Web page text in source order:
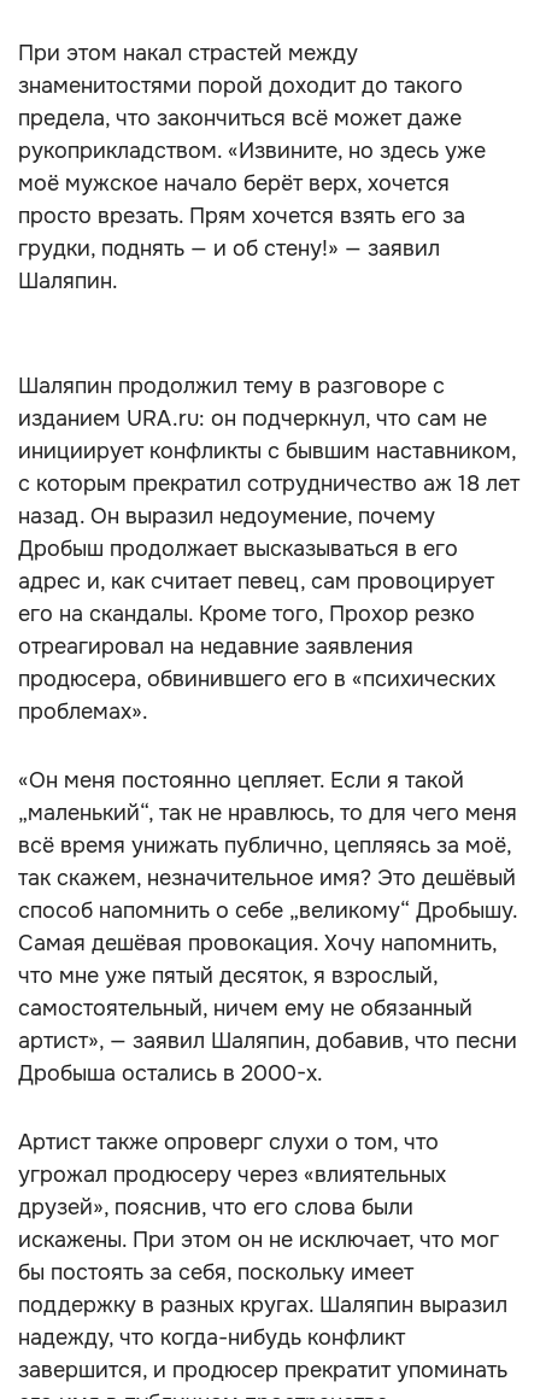
При этом накал страстей между
знаменитостями порой доходит до такого
предела, что закончиться всё может даже
рукоприкладством. «Извините, но здесь уже
моё мужское начало берёт верх, хочется
просто врезать. Прям хочется взять его за
грудки, поднять — и об стену!» — заявил
Шаляпин.
Шаляпин продолжил тему в разговоре с
изданием URA.ru: он подчеркнул, что сам не
инициирует конфликты с бывшим наставником,
с которым прекратил сотрудничество аж 18 лет
назад. Он выразил недоумение, почему
Дробыш продолжает высказываться в его
адрес и, как считает певец, сам провоцирует
его на скандалы. Кроме того, Прохор резко
отреагировал на недавние заявления
продюсера, обвинившего его в «психических
проблемах».
«Он меня постоянно цепляет. Если я такой
„маленький“, так не нравлюсь, то для чего меня
всё время унижать публично, цепляясь за моё,
так скажем, незначительное имя? Это дешёвый
способ напомнить о себе „великому“ Дробышу.
Самая дешёвая провокация. Хочу напомнить,
что мне уже пятый десяток, я взрослый,
самостоятельный, ничем ему не обязанный
артист», — заявил Шаляпин, добавив, что песни
Дробыша остались в 2000-х.
Артист также опроверг слухи о том, что
угрожал продюсеру через «влиятельных
друзей», пояснив, что его слова были
искажены. При этом он не исключает, что мог
бы постоять за себя, поскольку имеет
поддержку в разных кругах. Шаляпин выразил
надежду, что когда-нибудь конфликт
завершится, и продюсер прекратит упоминать